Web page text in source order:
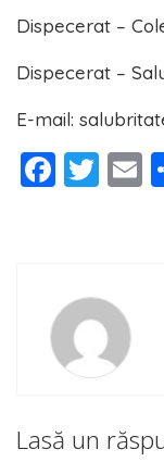
Dispecerat –
Dispecerat –
E-mail:
Lasă un